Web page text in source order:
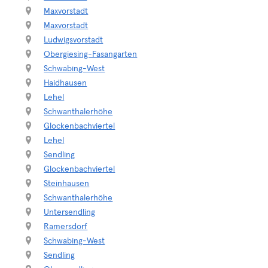
Maxvorstadt
Maxvorstadt
Ludwigsvorstadt
Obergiesing-Fasangarten
Schwabing-West
Haidhausen
Lehel
Schwanthalerhöhe
Glockenbachviertel
Lehel
Sendling
Glockenbachviertel
Steinhausen
Schwanthalerhöhe
Untersendling
Ramersdorf
Schwabing-West
Sendling